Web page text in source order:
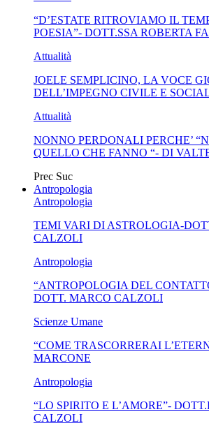
SENSO IN...
“D’ESTATE RITROVIAMO IL
POESIA”- DOTT.SSA ROBERTA
Attualità
JOELE SEMPLICINO, LA VOCE
DELL’IMPEGNO CIVILE E
Attualità
NONNO PERDONALI PERCHE’
QUELLO CHE FANNO “- DI
Prec Suc
Antropologia
Antropologia
TEMI VARI DI ASTROLOGIA-
CALZOLI
Antropologia
“ANTROPOLOGIA DEL
DOTT. MARCO CALZOLI
Scienze Umane
“COME TRASCORRERAI
MARCONE
Antropologia
“LO SPIRITO E L’AMORE”-
CALZOLI